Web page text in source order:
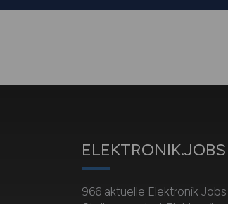
ELEKTRONIK.JOBS
966 aktuelle Elektronik